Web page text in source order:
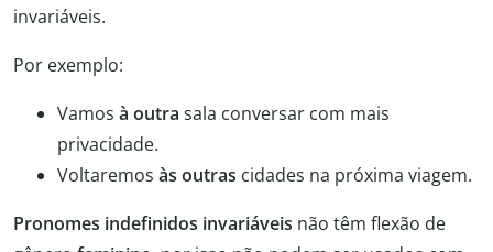
invariáveis.
Por exemplo:
Vamos à outra sala conversar com mais
privacidade.
Voltaremos às outras cidades na próxima viagem.
Pronomes indefinidos invariáveis não têm flexão de